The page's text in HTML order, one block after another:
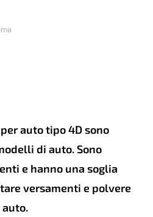
auto tipo 4D sono
di auto. Sono
e hanno una soglia
versamenti e polvere